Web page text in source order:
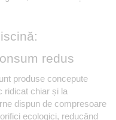
redus
produse concepute
ridicat chiar și la
dispun de compresoare
ecologici, reducând